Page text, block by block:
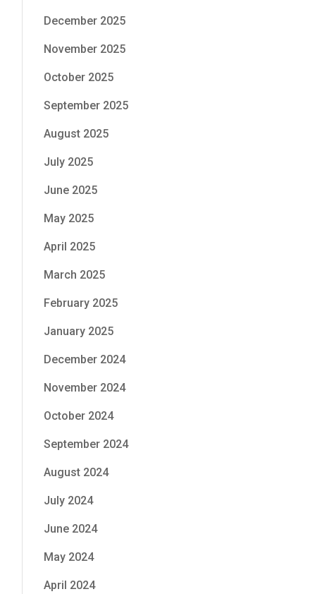
December 2025
November 2025
October 2025
September 2025
August 2025
July 2025
June 2025
May 2025
April 2025
March 2025
February 2025
January 2025
December 2024
November 2024
October 2024
September 2024
August 2024
July 2024
June 2024
May 2024
April 2024